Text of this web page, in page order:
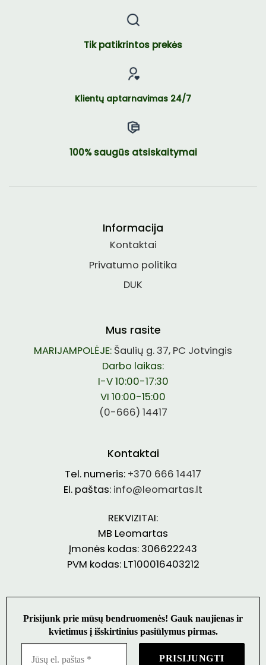
Tik patikrintos prekės
Klientų aptarnavimas 24/7
100% saugūs atsiskaitymai
Informacija
Kontaktai
Privatumo politika
DUK
Mus rasite
MARIJAMPOLĖJE: Šaulių g. 37, PC Jotvingis
Darbo laikas:
I-V 10:00-17:30
VI 10:00-15:00
(0-666) 14417
Kontaktai
Tel. numeris: +370 666 14417
El. paštas: info@leomartas.lt
REKVIZITAI:
MB Leomartas
Įmonės kodas: 306622243
PVM kodas: LT100016403212
Prisijunk prie mūsų bendruomenės! Gauk naujienas ir
kvietimus į išskirtinius pasiūlymus pirmas.